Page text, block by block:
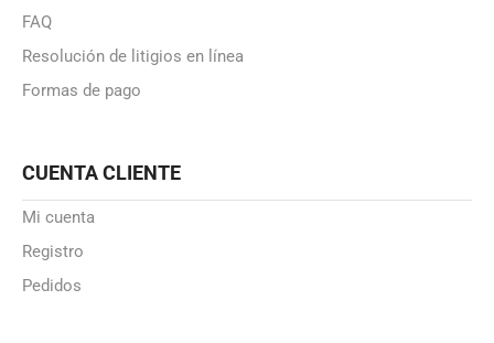
FAQ
Resolución de litigios en línea
Formas de pago
CUENTA CLIENTE
Mi cuenta
Registro
Pedidos